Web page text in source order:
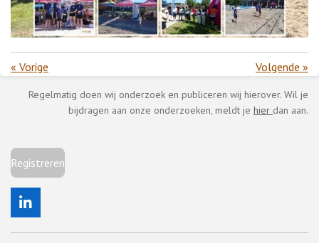
« Vorige Volgende »
Regelmatig doen wij onderzoek en publiceren wij hierover. Wil je
bijdragen aan onze onderzoeken, meldt je hier dan aan.
Registreren
L
i
n